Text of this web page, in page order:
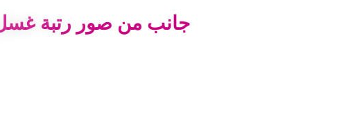
جانب من صور رتبة غس